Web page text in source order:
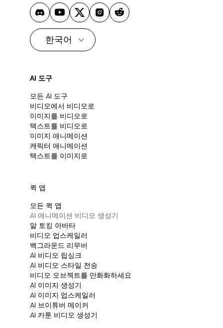
한국어
AI 도구
모든 AI 도구
비디오에서 비디오로
이미지를 비디오로
텍스트를 비디오로
이미지 애니메이션
캐릭터 애니메이션
텍스트를 이미지로
퀵 앱
모든 퀵 앱
Al 애니메이션 비디오 생성기
알 토킹 아바타
비디오 업스케일러
백그라운드 리무버
AI 비디오 립싱크
AI 비디오 스타일 전송
비디오 오브젝트를 만화화하세요
AI 이미지 생성기
AI 이미지 업스케일러
AI 브이튜버 메이커
AI 카툰 비디오 생성기